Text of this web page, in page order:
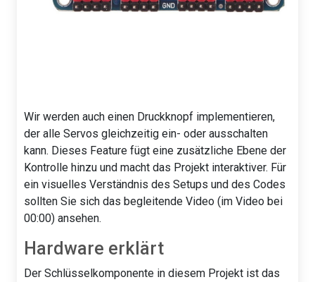
Wir werden auch einen Druckknopf implementieren,
der alle Servos gleichzeitig ein- oder ausschalten
kann. Dieses Feature fügt eine zusätzliche Ebene der
Kontrolle hinzu und macht das Projekt interaktiver. Für
ein visuelles Verständnis des Setups und des Codes
sollten Sie sich das begleitende Video (im Video bei
00:00) ansehen.
Hardware erklärt
Der Schlüsselkomponente in diesem Projekt ist das